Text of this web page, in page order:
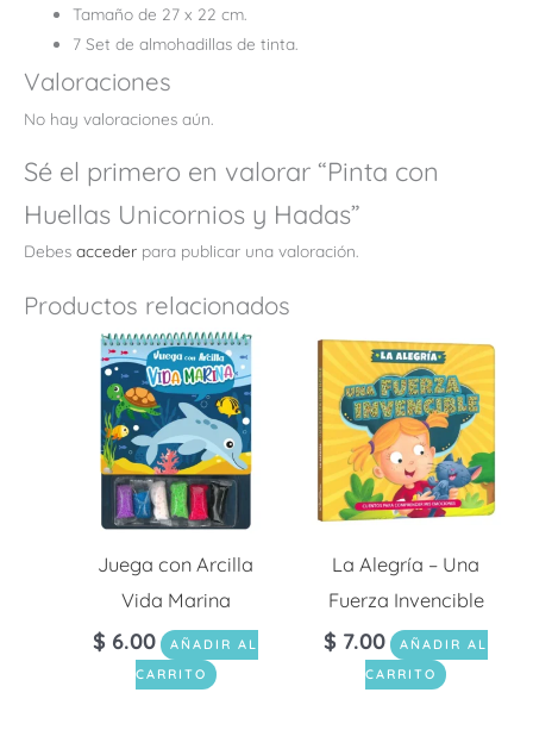
Tamaño de 27 x 22 cm.
7 Set de almohadillas de tinta.
Valoraciones
No hay valoraciones aún.
Sé el primero en valorar “Pinta con
Huellas Unicornios y Hadas”
Debes acceder para publicar una valoración.
Productos relacionados
Juega con Arcilla
Vida Marina
$ 6.00
AÑADIR AL
CARRITO
La Alegría – Una
Fuerza Invencible
$ 7.00
AÑADIR AL
CARRITO